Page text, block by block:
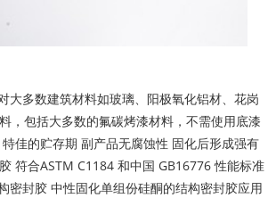
大多数建筑材料如玻璃、阳极氧化铝材、花岗
，包括大多数的氟碳烤漆材料，不需使用底漆
佳的贮存期 副产品无腐蚀性 固化后形成强有
符合ASTM C1184 和中国 GB16776 性能标准
密封胶 中性固化单组份硅酮的结构密封胶应用